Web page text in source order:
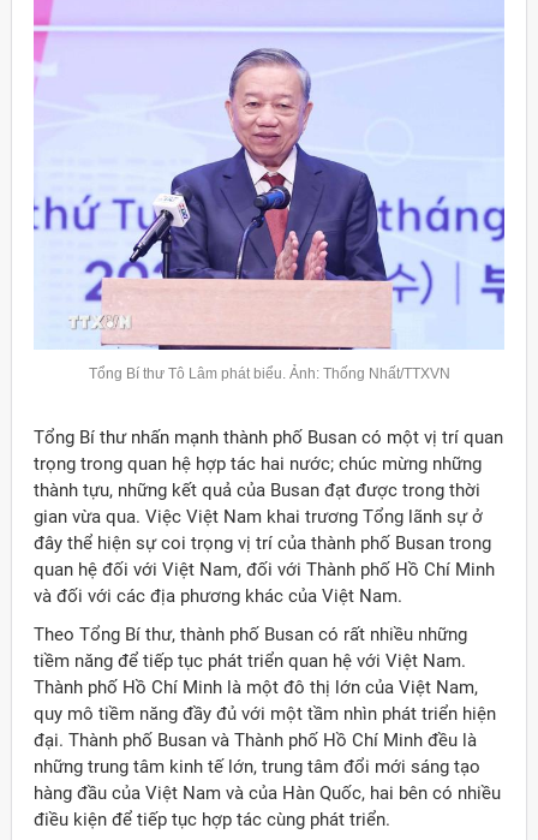
Tổng Bí thư Tô Lâm phát biểu. Ảnh: Thống Nhất/TTXVN
Tổng Bí thư nhấn mạnh thành phố Busan có một vị trí quan
trọng trong quan hệ hợp tác hai nước; chúc mừng những
thành tựu, những kết quả của Busan đạt được trong thời
gian vừa qua. Việc Việt Nam khai trương Tổng lãnh sự ở
đây thể hiện sự coi trọng vị trí của thành phố Busan trong
quan hệ đối với Việt Nam, đối với Thành phố Hồ Chí Minh
và đối với các địa phương khác của Việt Nam.
Theo Tổng Bí thư, thành phố Busan có rất nhiều những
tiềm năng để tiếp tục phát triển quan hệ với Việt Nam.
Thành phố Hồ Chí Minh là một đô thị lớn của Việt Nam,
quy mô tiềm năng đầy đủ với một tầm nhìn phát triển hiện
đại. Thành phố Busan và Thành phố Hồ Chí Minh đều là
những trung tâm kinh tế lớn, trung tâm đổi mới sáng tạo
hàng đầu của Việt Nam và của Hàn Quốc, hai bên có nhiều
điều kiện để tiếp tục hợp tác cùng phát triển.